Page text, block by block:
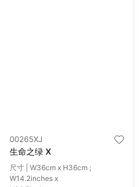
00265XJ
生命之绿 X
尺寸 | W36cm x H36cm ;
W14.2inches x